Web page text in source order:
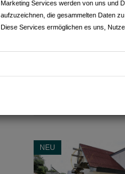
Marketing Services werden von uns und
aufzuzeichnen, die gesammelten Daten
Diese Services ermöglichen es uns,